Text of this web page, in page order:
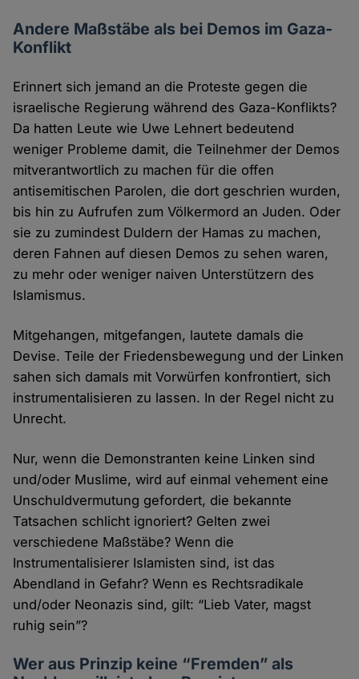
Andere Maßstäbe als bei Demos im Gaza-
Konflikt
Erinnert sich jemand an die Proteste gegen die
israelische Regierung während des Gaza-Konflikts?
Da hatten Leute wie Uwe Lehnert bedeutend
weniger Probleme damit, die Teilnehmer der Demos
mitverantwortlich zu machen für die offen
antisemitischen Parolen, die dort geschrien wurden,
bis hin zu Aufrufen zum Völkermord an Juden. Oder
sie zu zumindest Duldern der Hamas zu machen,
deren Fahnen auf diesen Demos zu sehen waren,
zu mehr oder weniger naiven Unterstützern des
Islamismus.
Mitgehangen, mitgefangen, lautete damals die
Devise. Teile der Friedensbewegung und der Linken
sahen sich damals mit Vorwürfen konfrontiert, sich
instrumentalisieren zu lassen. In der Regel nicht zu
Unrecht.
Nur, wenn die Demonstranten keine Linken sind
und/oder Muslime, wird auf einmal vehement eine
Unschuldvermutung gefordert, die bekannte
Tatsachen schlicht ignoriert? Gelten zwei
verschiedene Maßstäbe? Wenn die
Instrumentalisierer Islamisten sind, ist das
Abendland in Gefahr? Wenn es Rechtsradikale
und/oder Neonazis sind, gilt: “Lieb Vater, magst
ruhig sein”?
Wer aus Prinzip keine “Fremden” als